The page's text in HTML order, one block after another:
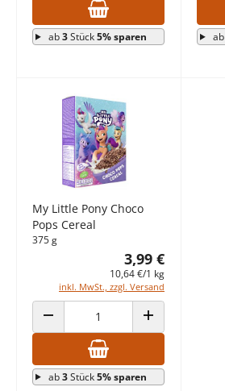
ab3Stück5% sparen ab
My Little Pony Choco
Pops Cereal
375 g
3,99 €
10,64 €/1 kg
inkl. MwSt., zzgl. Versand
ANZAHL VERRINGERN ANZAHL ERHÖHEN
ab3Stück5% sparen